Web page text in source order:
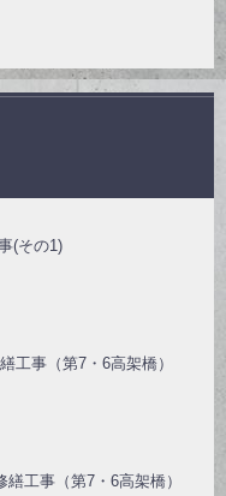
(その1)
工事（第7・6高架橋）
工事（第7・6高架橋）